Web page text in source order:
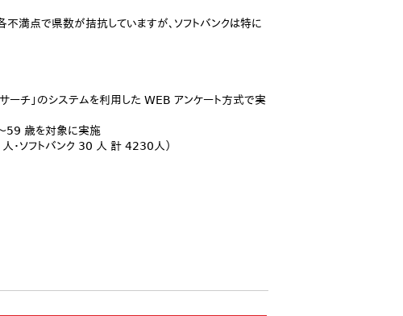
満点で県数が拮抗していますが、ソフトバンクは特に
サーチ」のシステムを利用した WEB アンケート方式で実
59 歳を対象に実施
ソフトバンク 30 人 計 4230人）